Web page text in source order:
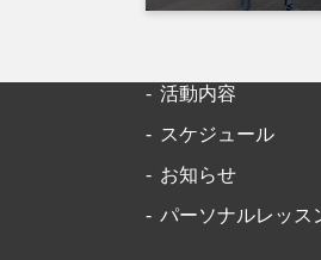
活動内容
スケジュール
お知らせ
パーソナルレッス